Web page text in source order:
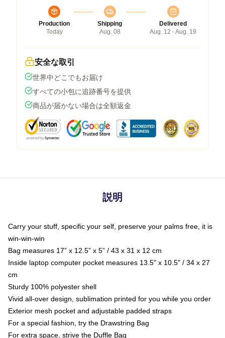
Production
Today
Shipping
Aug. 08
Delivered
Aug. 12 - Aug. 19
安全な取引
世界中どこでもお届け
すべての小包に追跡番号を提供
商品が届かない場合は全額返金
説明
Carry your stuff, specific your self, preserve your palms free, it is
win-win-win
Bag measures 17” x 12.5” x 5” / 43 x 31 x 12 cm
Inside laptop computer pocket measures 13.5" x 10.5" / 34 x 27
cm
Sturdy 100% polyester shell
Vivid all-over design, sublimation printed for you while you order
Exterior mesh pocket and adjustable padded straps
For a special fashion, try the Drawstring Bag
For extra space, strive the Duffle Bag